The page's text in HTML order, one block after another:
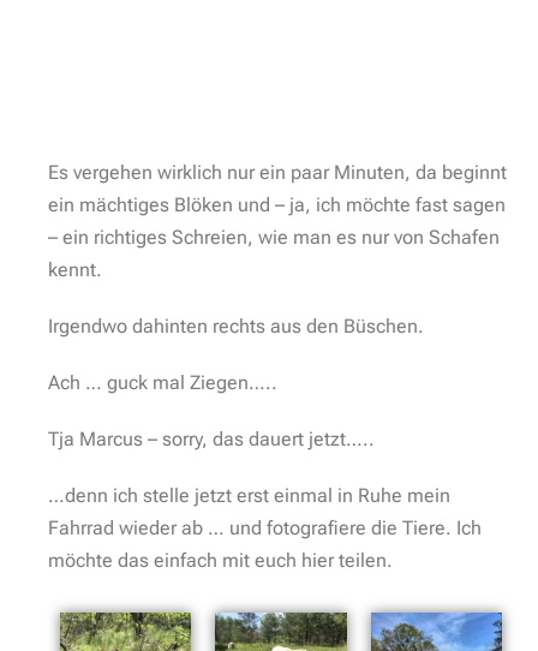
Es vergehen wirklich nur ein paar Minuten, da beginnt
ein mächtiges Blöken und – ja, ich möchte fast sagen
– ein richtiges Schreien, wie man es nur von Schafen
kennt.
Irgendwo dahinten rechts aus den Büschen.
Ach … guck mal Ziegen…..
Tja Marcus – sorry, das dauert jetzt…..
…denn ich stelle jetzt erst einmal in Ruhe mein
Fahrrad wieder ab … und fotografiere die Tiere. Ich
möchte das einfach mit euch hier teilen.